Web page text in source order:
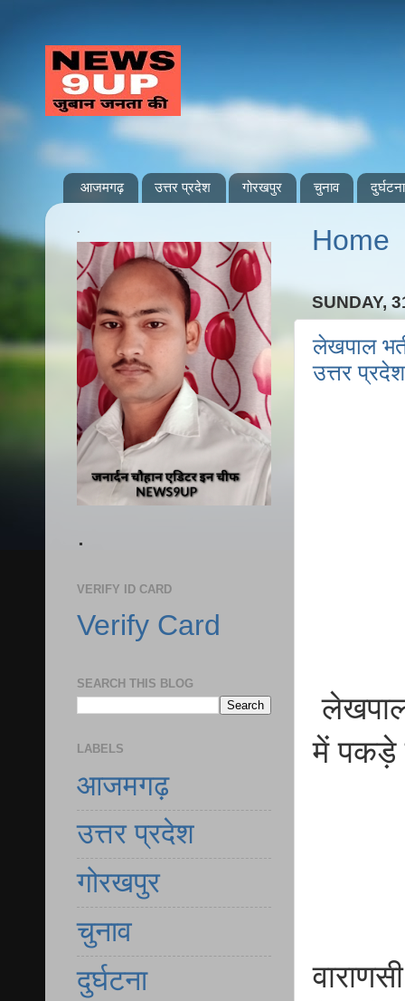
आजमगढ़ उत्तर प्रदेश गोरखपुर चुनाव दुर्घटना
Home
SUNDAY,
लेखपाल
उत्तर
लेखपाल
में पकड़े
.
.
VERIFY ID CARD
Verify Card
SEARCH THIS BLOG
LABELS
आजमगढ़
उत्तर प्रदेश
गोरखपुर
चुनाव
दुर्घटना